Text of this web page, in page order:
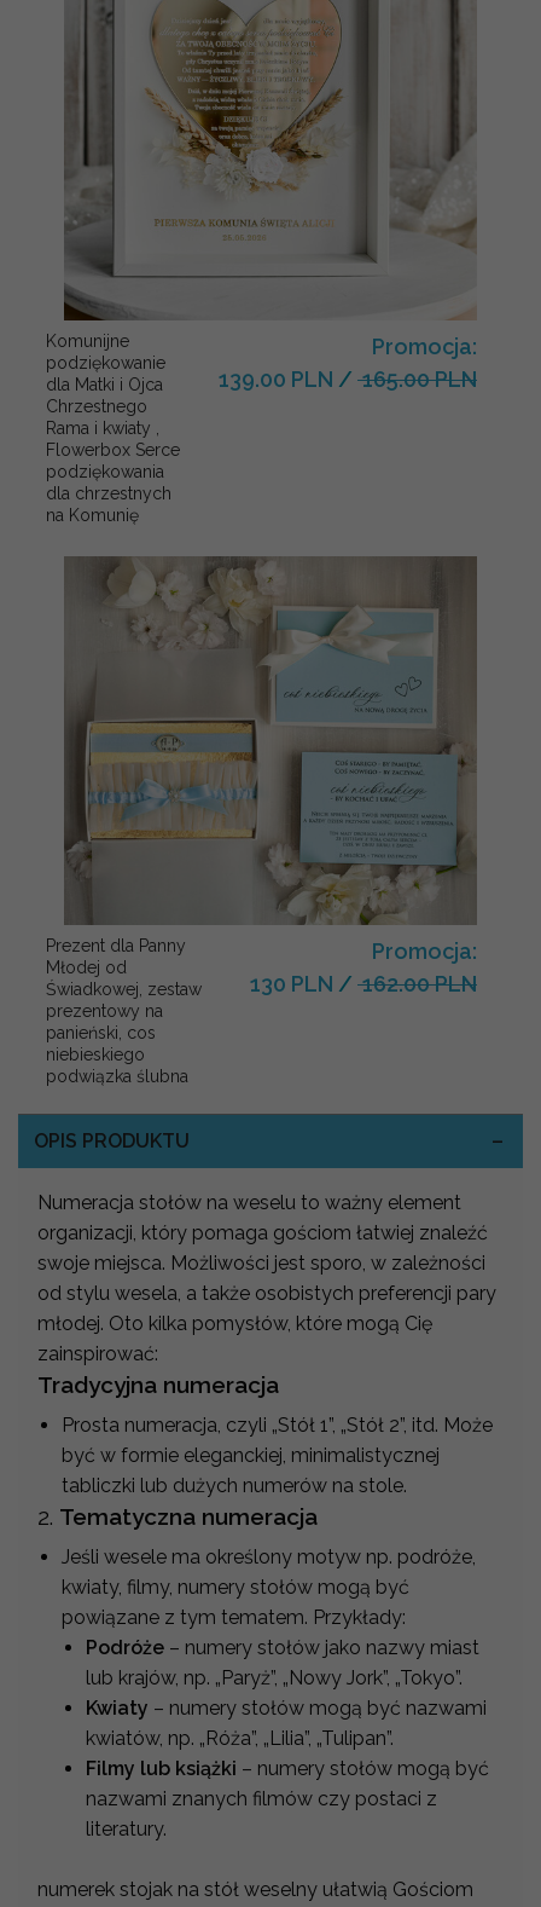
Komunijne
podziękowanie
dla Matki i Ojca
Chrzestnego
Rama i kwiaty ,
Flowerbox Serce
podziękowania
dla chrzestnych
na Komunię
Promocja:
139.00 PLN / 165.00 PLN
Prezent dla Panny
Młodej od
Świadkowej, zestaw
prezentowy na
panieński, cos
niebieskiego
podwiązka ślubna
Promocja:
130 PLN / 162.00 PLN
OPIS PRODUKTU
Numeracja stołów na weselu to ważny element
organizacji, który pomaga gościom łatwiej znaleźć
swoje miejsca. Możliwości jest sporo, w zależności
od stylu wesela, a także osobistych preferencji pary
młodej. Oto kilka pomysłów, które mogą Cię
zainspirować:
Tradycyjna numeracja
Prosta numeracja, czyli „Stół 1”, „Stół 2”, itd. Może
być w formie eleganckiej, minimalistycznej
tabliczki lub dużych numerów na stole.
2. Tematyczna numeracja
Jeśli wesele ma określony motyw np. podróże,
kwiaty, filmy, numery stołów mogą być
powiązane z tym tematem. Przykłady:
Podróże – numery stołów jako nazwy miast
lub krajów, np. „Paryż”, „Nowy Jork”, „Tokyo”.
Kwiaty – numery stołów mogą być nazwami
kwiatów, np. „Róża”, „Lilia”, „Tulipan”.
Filmy lub książki – numery stołów mogą być
nazwami znanych filmów czy postaci z
literatury.
numerek stojak na stół weselny ułatwią Gościom